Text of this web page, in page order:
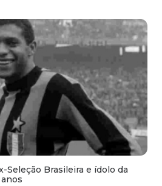
Seleção Brasileira e ídolo da